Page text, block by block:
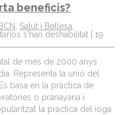
beneficis?
Salut i Bellesa
s'han deshabilitat | 19
de més de 2000 anys
Representa la unió del
basa en la pràctica de
o pranayana i
la pràctica del ioga